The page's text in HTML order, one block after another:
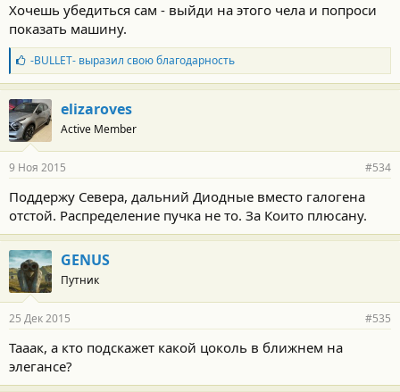
Хочешь убедиться сам - выйди на этого чела и попроси
показать машину.
Б
л
а
г
о
д
а
н
с
т
и
:
-BULLET-выразил свою благодарность
elizaroves
Active Member
9 Ноя 2015 #534
Поддержу Севера, дальний Диодные вместо галогена
отстой. Распределение пучка не то. За Които плюсану.
GENUS
Путник
25 Дек 2015 #535
Тааак, а кто подскажет какой цоколь в ближнем на
элегансе?